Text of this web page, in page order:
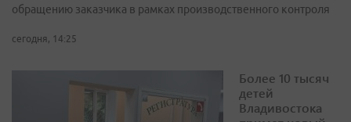
обращению заказчика в рамках производственного контроля
сегодня, 14:25
Более 10 тысяч
детей
Владивостока